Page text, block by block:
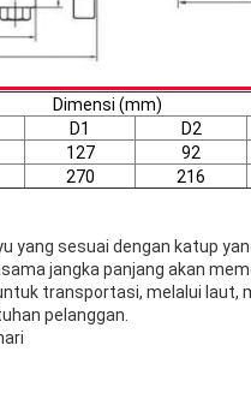
Dimensi (mm)
D1
D2
127
92
270 216
yang sesuai dengan katup
jangka panjang akan
transportasi, melalui laut,
pelanggan.